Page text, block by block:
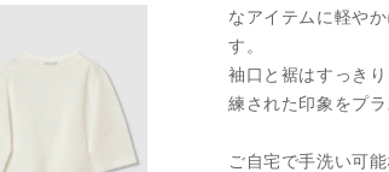
なアイテムに軽や
す。
袖口と裾はすっき
練された印象をプラ
ご自宅で手洗い可